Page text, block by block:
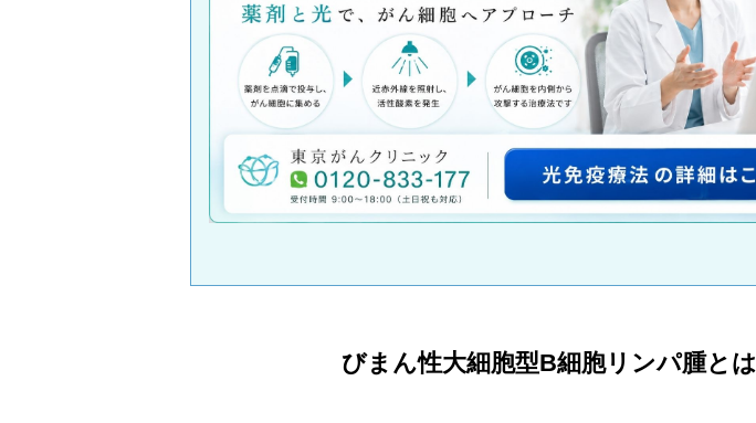
びまん性大細胞型B細胞リンパ腫とは